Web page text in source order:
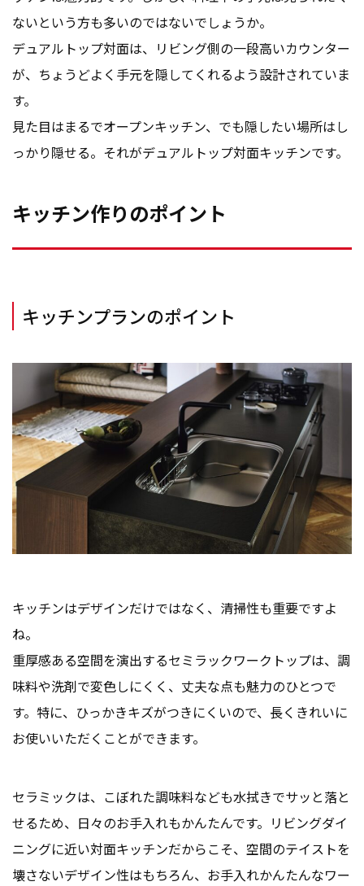
ないという方も多いのではないでしょうか。
デュアルトップ対面は、リビング側の一段高いカウンター
が、ちょうどよく手元を隠してくれるよう設計されていま
す。
見た目はまるでオープンキッチン、でも隠したい場所はし
っかり隠せる。それがデュアルトップ対面キッチンです。
キッチン作りのポイント
キッチンプランのポイント
キッチンはデザインだけではなく、清掃性も重要ですよ
ね。
重厚感ある空間を演出するセミラックワークトップは、調
味料や洗剤で変色しにくく、丈夫な点も魅力のひとつで
す。特に、ひっかきキズがつきにくいので、長くきれいに
お使いいただくことができます。
セラミックは、こぼれた調味料なども水拭きでサッと落と
せるため、日々のお手入れもかんたんです。リビングダイ
ニングに近い対面キッチンだからこそ、空間のテイストを
壊さないデザイン性はもちろん、お手入れかんたんなワー